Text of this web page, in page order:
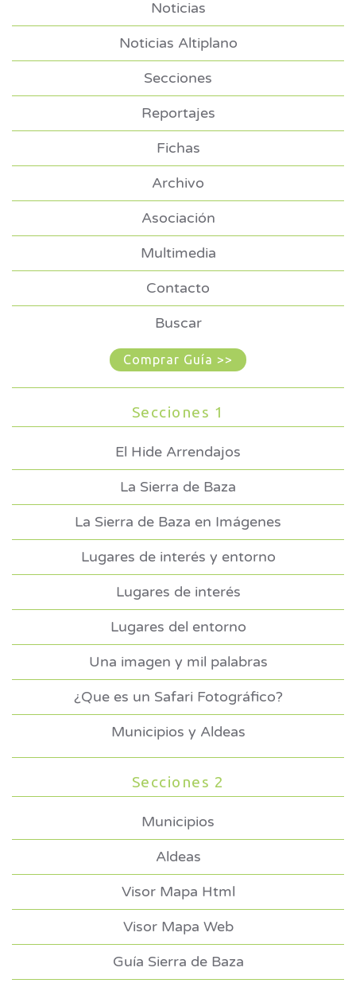
Noticias
Noticias Altiplano
Secciones
Reportajes
Fichas
Archivo
Asociación
Multimedia
Contacto
Buscar
Comprar Guía >>
Secciones 1
El Hide Arrendajos
La Sierra de Baza
La Sierra de Baza en Imágenes
Lugares de interés y entorno
Lugares de interés
Lugares del entorno
Una imagen y mil palabras
¿Que es un Safari Fotográfico?
Municipios y Aldeas
Secciones 2
Municipios
Aldeas
Visor Mapa Html
Visor Mapa Web
Guía Sierra de Baza